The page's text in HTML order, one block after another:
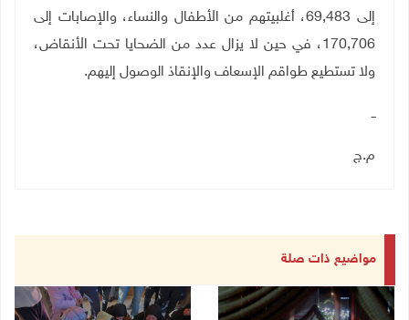
إلى 69,483، أغلبيتهم من الأطفال والنساء، والإصابات إلى
170,706، في حين لا يزال عدد من الضحايا تحت الأنقاض،
ولا تستطيع طواقم الإسعاف والإنقاذ الوصول إليهم.
ــ
م.ج
مواضيع ذات صلة